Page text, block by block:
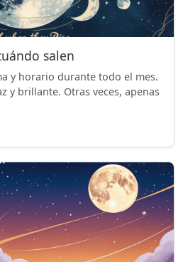
salen
y horario durante todo el mes.
y brillante. Otras veces, apenas